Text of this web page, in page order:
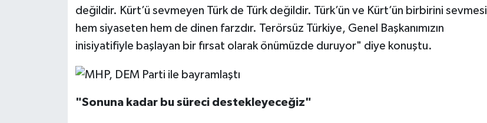
değildir. Kürt’ü sevmeyen Türk de Türk değildir. Türk’ün ve Kürt’ün birbirini sevmesi
hem siyaseten hem de dinen farzdır. Terörsüz Türkiye, Genel Başkanımızın
inisiyatifiyle başlayan bir fırsat olarak önümüzde duruyor" diye konuştu.
"Sonuna kadar bu süreci destekleyeceğiz"